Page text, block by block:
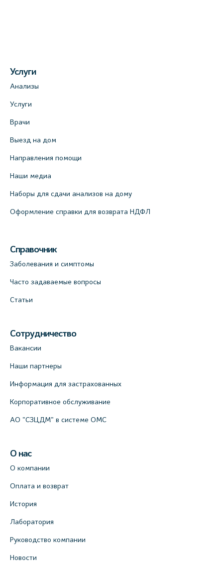
Услуги
Анализы
Услуги
Врачи
Выезд на дом
Направления помощи
Наши медиа
Наборы для сдачи анализов на дому
Оформление справки для возврата НДФЛ
Справочник
Заболевания и симптомы
Часто задаваемые вопросы
Статьи
Сотрудничество
Вакансии
Наши партнеры
Информация для застрахованных
Корпоративное обслуживание
АО "СЗЦДМ" в системе ОМС
О нас
О компании
Оплата и возврат
История
Лаборатория
Руководство компании
Новости